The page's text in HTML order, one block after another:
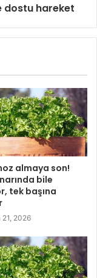
dostu hareket
almaya son!
bile
tek başına
21, 2026